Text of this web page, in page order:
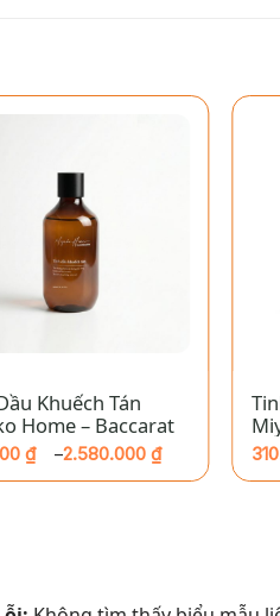
Khuếch Tán
Home – Baccarat
₫ –2.580.000 ₫
giá: